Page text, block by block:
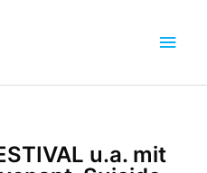
u.a. mit